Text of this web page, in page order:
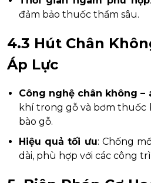
đảm bảo thuốc thẩm sâu.
4.3 Hút Chân
Áp Lực
Công nghệ chân không –
khí trong gỗ và bơm thuốc
bào gỗ.
Hiệu quả tối ưu: Chống
dài, phù hợp với các công